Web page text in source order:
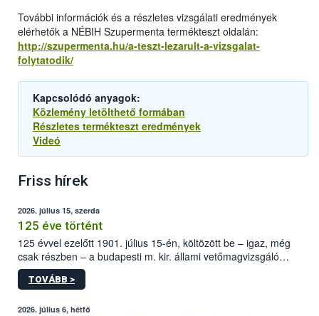
További információk és a részletes vizsgálati eredmények
elérhetők a NÉBIH Szupermenta termékteszt oldalán:
http://szupermenta.hu/a-teszt-lezarult-a-vizsgalat-
folytatodik/
Kapcsolódó anyagok:
Közlemény letölthető formában
Részletes termékteszt eredmények
Videó
Friss hírek
2026. július 15, szerda
125 éve történt
125 évvel ezelőtt 1901. július 15-én, költözött be – igaz, még
csak részben – a budapesti m. kir. állami vetőmagvizsgáló
állomás a Kis Rókus utca 15. szám alatti, Czigler Győző által
tervezett új épületébe.
TOVÁBB >
2026. július 6, hétfő